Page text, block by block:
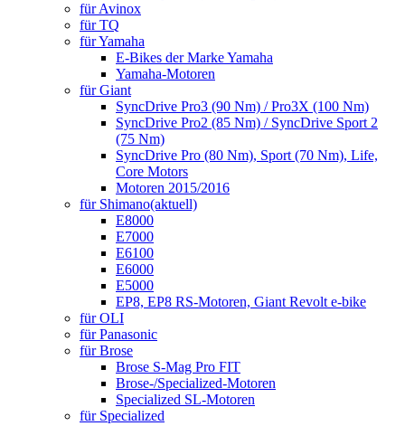
für Avinox
für TQ
für Yamaha
E-Bikes der Marke Yamaha
Yamaha-Motoren
für Giant
SyncDrive Pro3 (90 Nm) / Pro3X (100 Nm)
SyncDrive Pro2 (85 Nm) / SyncDrive Sport 2
(75 Nm)
SyncDrive Pro (80 Nm), Sport (70 Nm), Life,
Core Motors
Motoren 2015/2016
für Shimano(aktuell)
E8000
E7000
E6100
E6000
E5000
EP8, EP8 RS-Motoren, Giant Revolt e-bike
für OLI
für Panasonic
für Brose
Brose S-Mag Pro FIT
Brose-/Specialized-Motoren
Specialized SL-Motoren
für Specialized